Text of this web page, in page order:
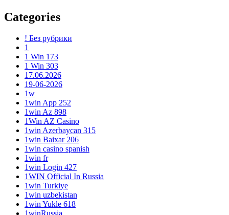
Categories
! Без рубрики
1
1 Win 173
1 Win 303
17.06.2026
19-06-2026
1w
1win App 252
1win Az 898
1Win AZ Casino
1win Azerbaycan 315
1win Baixar 206
1win casino spanish
1win fr
1win Login 427
1WIN Official In Russia
1win Turkiye
1win uzbekistan
1win Yukle 618